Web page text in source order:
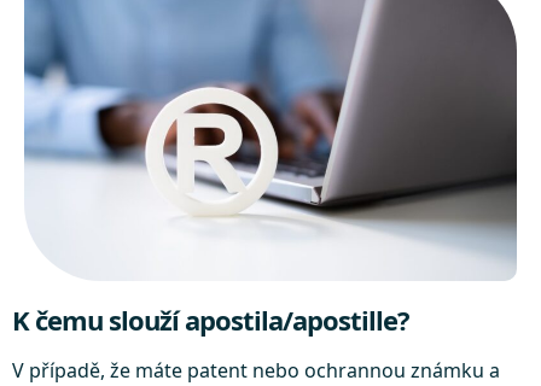
K čemu slouží apostila/apostille?
V případě, že máte patent nebo ochrannou známku a